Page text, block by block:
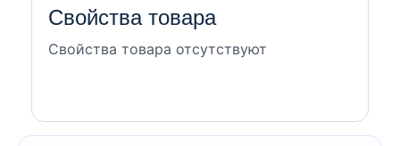
Свойства товара
Свойства товара отсутствуют